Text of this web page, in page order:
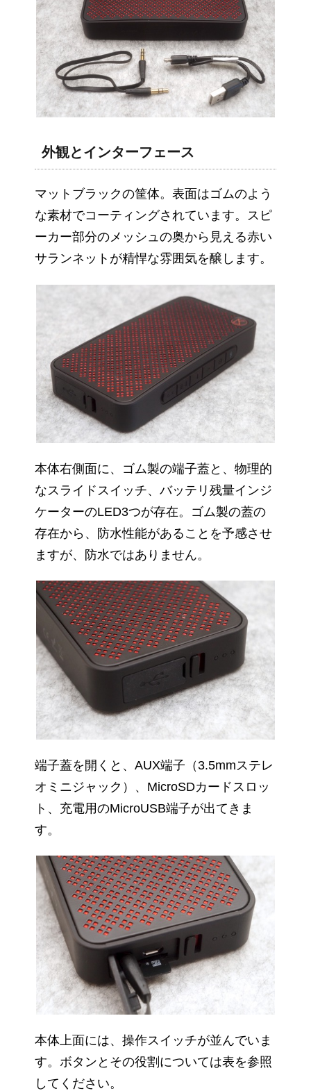
外観とインターフェース
マットブラックの筐体。表面はゴムのよう
な素材でコーティングされています。スピ
ーカー部分のメッシュの奥から見える赤い
サランネットが精悍な雰囲気を醸します。
本体右側面に、ゴム製の端子蓋と、物理的
なスライドスイッチ、バッテリ残量インジ
ケーターのLED3つが存在。ゴム製の蓋の
存在から、防水性能があることを予感させ
ますが、防水ではありません。
端子蓋を開くと、AUX端子（3.5mmステレ
オミニジャック）、MicroSDカードスロッ
ト、充電用のMicroUSB端子が出てきま
す。
本体上面には、操作スイッチが並んでいま
す。ボタンとその役割については表を参照
してください。